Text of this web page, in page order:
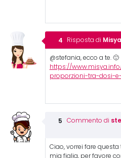
Risposta di Misya
@stefania, ecco a te. 🙂
https://
proporzioni-tra-dosi-
Commento di
Ciao, vorrei fare
mia figlia, per favore